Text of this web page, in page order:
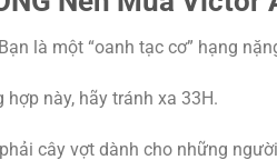
là một “oanh tạc cơ” hạng
hợp này, hãy tránh xa 33H.
cây vợt dành cho những